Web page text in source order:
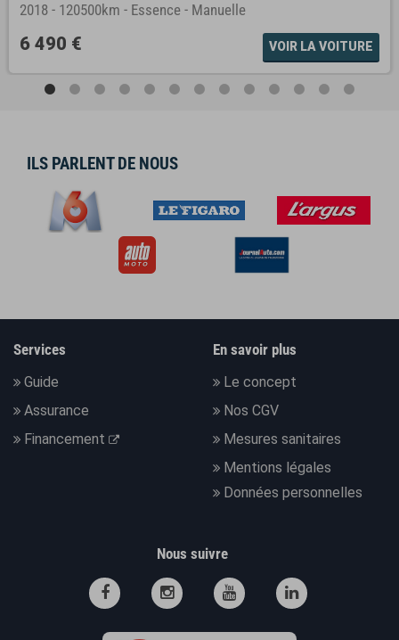
2018 - 120500km - Essence - Manuelle
6 490 € VOIR LA VOITURE
ILS PARLENT DE NOUS
Services
Guide
Assurance
Financement
En savoir plus
Le concept
Nos CGV
Mesures sanitaires
Mentions légales
Données personnelles
Nous suivre